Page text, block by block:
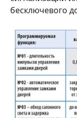
бесключевого